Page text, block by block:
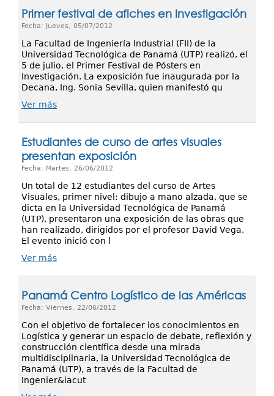
Primer festival de afiches en Investigación
Fecha: Jueves, 05/07/2012
La Facultad de Ingeniería Industrial (FII) de la
Universidad Tecnológica de Panamá (UTP) realizó, el
5 de julio, el Primer Festival de Pósters en
Investigación. La exposición fue inaugurada por la
Decana, Ing. Sonia Sevilla, quien manifestó qu
Ver más
Estudiantes de curso de artes visuales
presentan exposición
Fecha: Martes, 26/06/2012
Un total de 12 estudiantes del curso de Artes
Visuales, primer nivel: dibujo a mano alzada, que se
dicta en la Universidad Tecnológica de Panamá
(UTP), presentaron una exposición de las obras que
han realizado, dirigidos por el profesor David Vega.
El evento inició con l
Ver más
Panamá Centro Logístico de las Américas
Fecha: Viernes, 22/06/2012
Con el objetivo de fortalecer los conocimientos en
Logística y generar un espacio de debate, reflexión y
construcción científica desde una mirada
multidisciplinaria, la Universidad Tecnológica de
Panamá (UTP), a través de la Facultad de
Ingenier&iacut